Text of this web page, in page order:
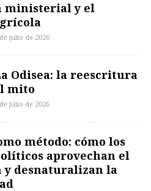
ministerial y el
julio de 2026
Odisea: la reescritura
mito
julio de 2026
método: cómo los
aprovechan el
y desnaturalizan la